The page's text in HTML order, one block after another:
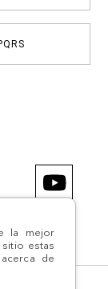
la mejor
sitio estas
de